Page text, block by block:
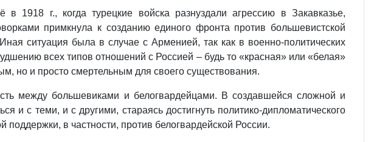
г., когда турецкие войска разнуздали агрессию в Закавказье,
примкнула к созданию единого фронта против большевистской
ситуация была в случае с Арменией, так как в военно-политических
всех типов отношений с Россией – будь то «красная» или «белая»
но и просто смертельным для своего существования.
между большевиками и белогвардейцами. В создавшейся сложной и
и с теми, и с другими, стараясь достигнуть политико-дипломатического
в частности, против белогвардейской России.